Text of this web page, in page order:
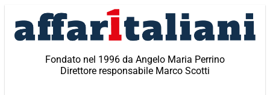
contenuto
Fondato nel 1996 da Angelo Maria Perrino
Direttore responsabile Marco Scotti